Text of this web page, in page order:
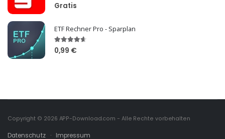
Gratis
ETF Rechner Pro - Sparplan
0,99 €
Copyright © 2026 APP-Download.com - Alle Rechte vorbehalten
Datenschutz · Impressum